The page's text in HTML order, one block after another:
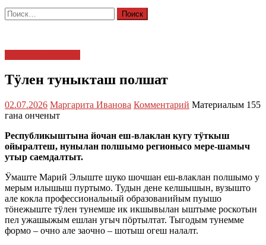
Найти:
Тӱлен туныкташ полшат
02.07.2026 Маргарита Иванова Комментарий Материалым 155
гана онченыт
Республикыштына йочан еш-влаклан кугу тӱткыш
ойыралтеш, нунылан полшымо регионысо мере-шамыч
утыр саемдалтыт.
Ӱмаште Марий Элыште шуко шочшан еш-влаклан полшымо у
мерым илышыш пуртымо. Тудын дене келшышын, вузышто
але кокла профессиональный образованийым пуышо
тӧнежыште тӱлен тунемше ик икшывылан ыштыме роскотын
пел ужашыжым ешлан угыч пӧртылтат. Тыгодым тунемме
формо – очно але заочно – шотыш огеш налалт.